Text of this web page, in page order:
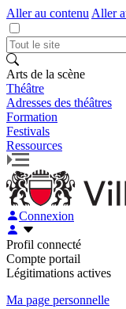
Aller au contenu Aller
Arts de la scène
Théâtre
Adresses des théâtres
Formation
Festivals
Ressources
Connexion
Profil connecté
Compte portail
Légitimations actives
Ma page personnelle